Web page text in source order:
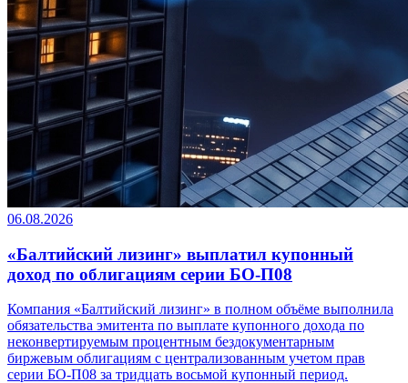
06.08.2026
«Балтийский лизинг» выплатил купонный
доход по облигациям серии БО-П08
Компания «Балтийский лизинг» в полном объёме выполнила
обязательства эмитента по выплате купонного дохода по
неконвертируемым процентным бездокументарным
биржевым облигациям с централизованным учетом прав
серии БО-П08 за тридцать восьмой купонный период.